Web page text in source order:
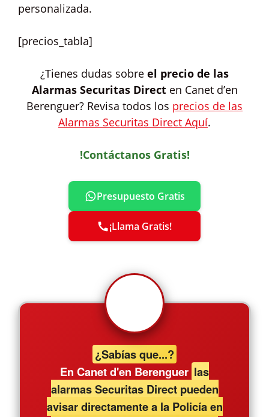
personalizada.
[precios_tabla]
¿Tienes dudas sobre el precio de las
Alarmas Securitas Directen Canet d’en
Berenguer? Revisa todos los precios de las
Alarmas Securitas Direct Aquí.
!Contáctanos Gratis!
Presupuesto Gratis
¡Llama Gratis!
¿Sabías que...?
En Canet d'en Berenguer las
alarmas Securitas Direct pueden
avisar directamente a la Policía en